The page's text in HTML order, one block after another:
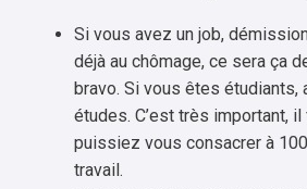
Si vous avez un job,
déjà au chômage, ce sera ça
bravo. Si vous êtes étudiants,
études. C’est très important,
puissiez vous consacrer à
travail.